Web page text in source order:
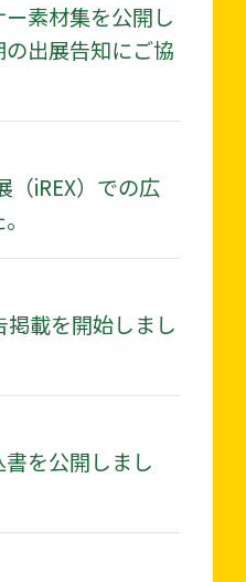
素材集を公開し
出展告知にご協
（iREX）での広
載を開始しまし
を公開しまし